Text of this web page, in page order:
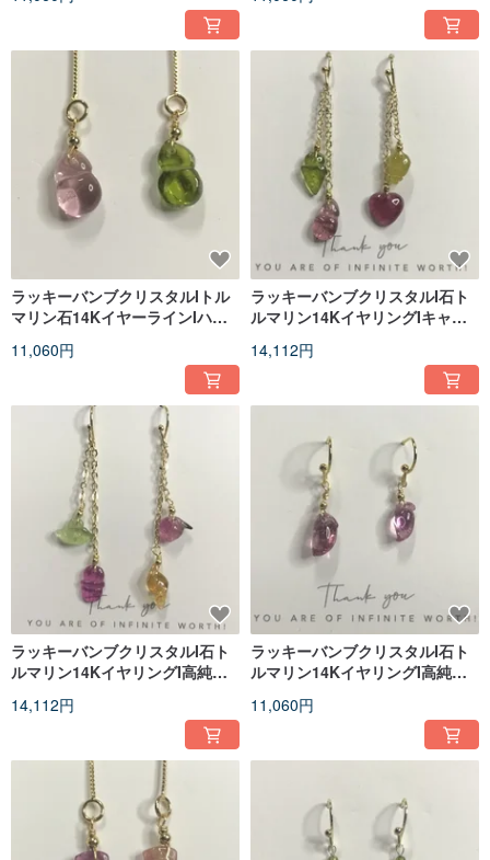
ラッキーバンブクリスタルIトル
マリン石14KイヤーラインIハイ
ンデーギフト
11,060円
ラッキーバンブクリスタルI石ト
ルマリン14KイヤリングIキャン
ーギフト
14,112円
ラッキーバンブクリスタルI石ト
ルマリン14KイヤリングI高純度
14,112円
ラッキーバンブクリスタルI石ト
ルマリン14KイヤリングI高純度
11,060円